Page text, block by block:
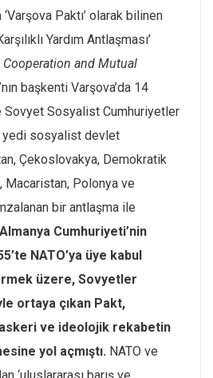
Paktı’ olarak bilinen
Yardım Antlaşması’
Cooperation and Mutual
başkenti Varşova’da 14
Sovyet Sosyalist Cumhuriyetler
yedi sosyalist devlet
Çekoslovakya, Demokratik
Macaristan, Polonya ve
bir antlaşma ile
Cumhuriyeti’nin
NATO’ya üye kabul
üzere, Sovyetler
ortaya çıkan Pakt,
ve ideolojik rekabetin
yol açmıştı. NATO ve
‘uluslararası barış ve